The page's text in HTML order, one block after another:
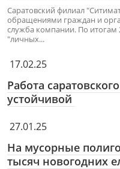
Саратовский филиал
обращениями граждан и
служба компании. По итогам
"личных...
17.02.25
Работа
устойчивой
27.01.25
На мусорные
тысяч новогодних